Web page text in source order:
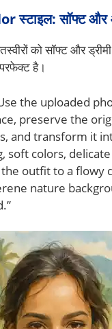
स्टाइल: सॉफ्ट और
को सॉफ्ट और
है।
the uploaded
preserve the
and transform it
soft colors,
outfit to a flowy
nature